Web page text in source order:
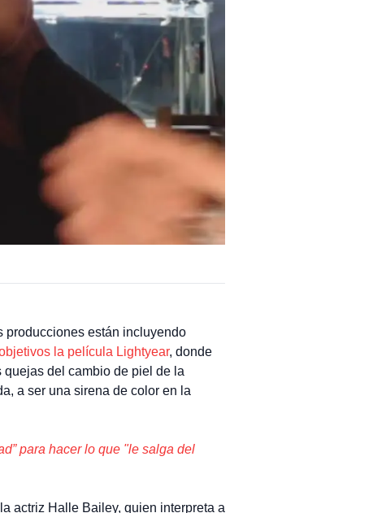
producciones están incluyendo
la película Lightyear, donde
quejas del cambio de piel de la
a ser una sirena de color en la
para hacer lo que "le salga del
actriz Halle Bailey, quien interpreta a